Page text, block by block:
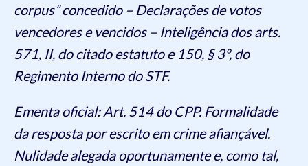
corpus” concedido – Declarações de votos
vencedores e vencidos – Inteligência dos arts.
571, II, do citado estatuto e 150, § 3º, do
Regimento Interno do STF.
Ementa oficial: Art. 514 do CPP. Formalidade
da resposta por escrito em crime afiançável.
Nulidade alegada oportunamente e, como tal,